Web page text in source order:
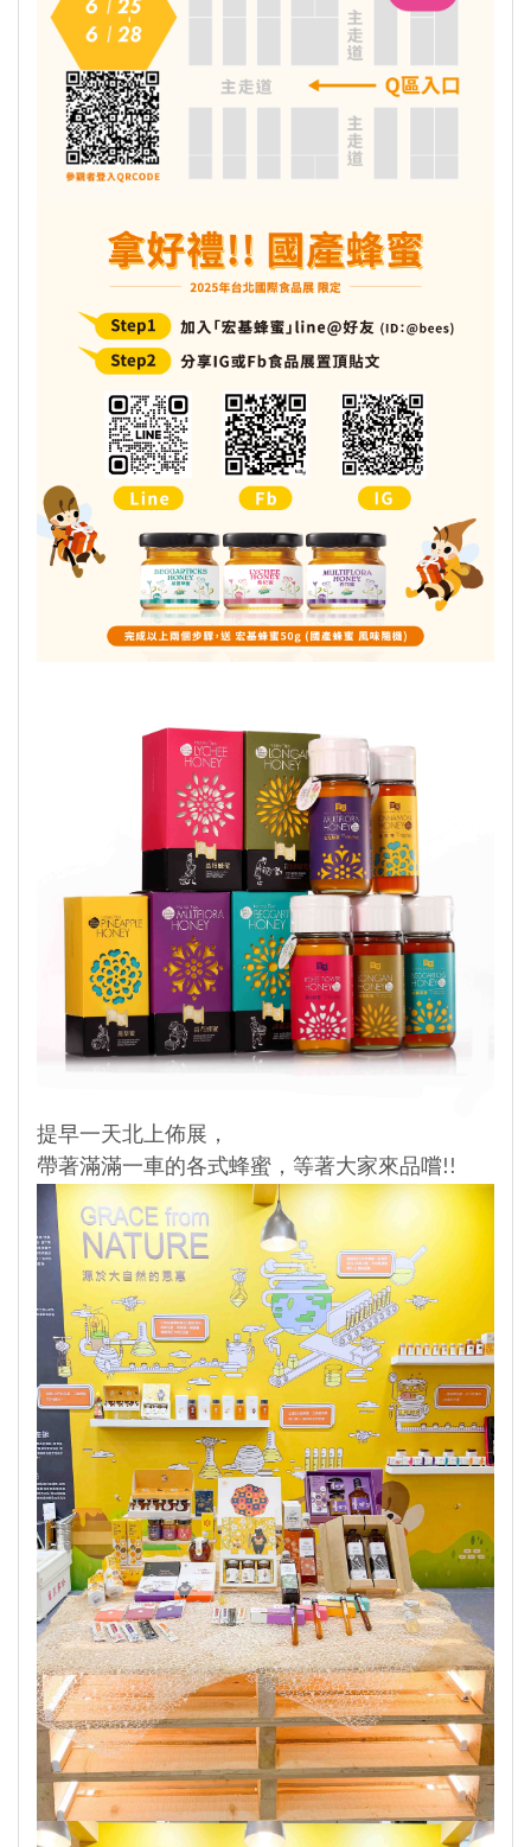
提早一天北上佈展，
帶著滿滿一車的各式蜂蜜，等著大家來品嚐!!